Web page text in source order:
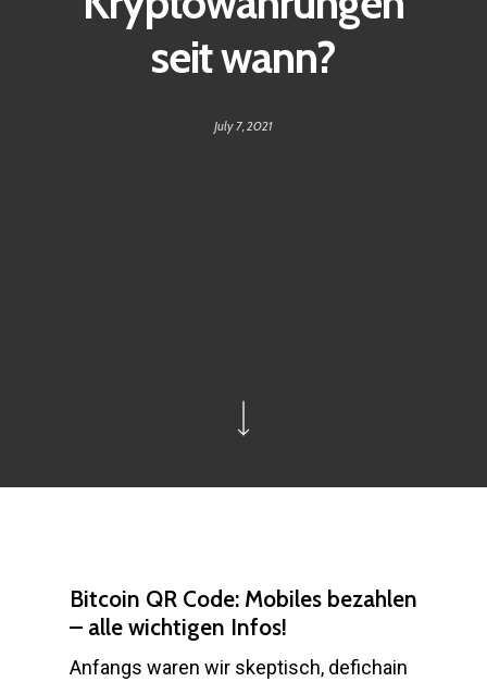
seit wann?
July 7, 2021
Bitcoin QR Code: Mobiles bezahlen
– alle wichtigen Infos!
Anfangs waren wir skeptisch, defichain